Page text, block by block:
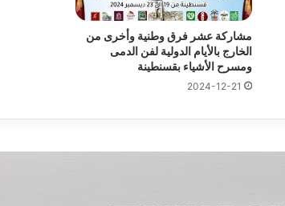
مشاركة عشر فرق وطنية وأخرى من
الخارج بالأيام الدولية لفن الدمى
ومسرح الأشياء بقسنطينة
2024-12-21